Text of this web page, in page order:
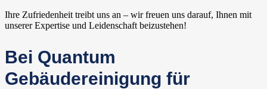
Ihre Zufriedenheit treibt uns an – wir freuen uns darauf, Ihnen mit
unserer Expertise und Leidenschaft beizustehen!
Bei Quantum
Gebäudereinigung für